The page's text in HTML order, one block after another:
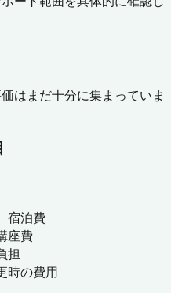
はまだ十分に集まっていま
宿泊費
座費
担
時の費用